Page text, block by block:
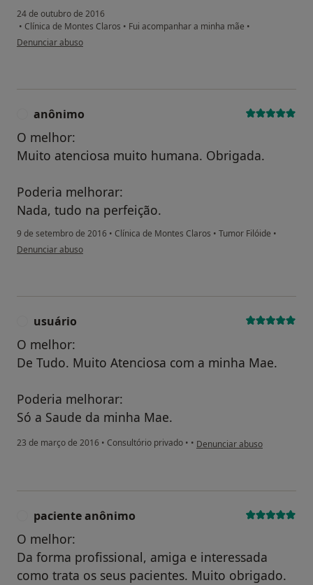
24 de outubro de 2016
• Clínica de Montes Claros • Fui acompanhar a minha mãe •
na opinião do utilizador paciente anônimo
Denunciar abuso
anônimo
O melhor:
Muito atenciosa muito humana. Obrigada.
Poderia melhorar:
Nada, tudo na perfeição.
9 de setembro de 2016 • Clínica de Montes Claros • Tumor Filóide •
na opinião do utilizador anônimo
Denunciar abuso
usuário
O melhor:
De Tudo. Muito Atenciosa com a minha Mae.
Poderia melhorar:
Só a Saude da minha Mae.
23 de março de 2016 • Consultório privado • • na opinião do utilizador
Denunciar abuso
paciente anônimo
O melhor:
Da forma profissional, amiga e interessada
como trata os seus pacientes. Muito obrigado.